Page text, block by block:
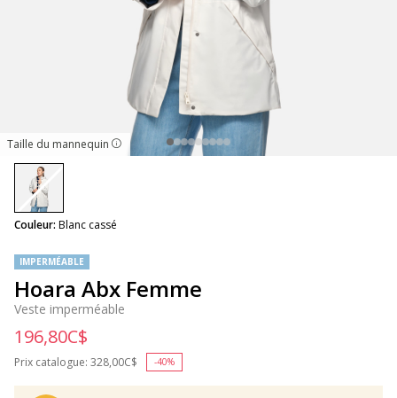
Taille du mannequin
IMPERMÉABLE
Hoara Abx Femme
Veste imperméable
Prix catalogue: Price reduced from
328,00C$ -40%
196,80C$
Couleur: Blanc cassé
selected